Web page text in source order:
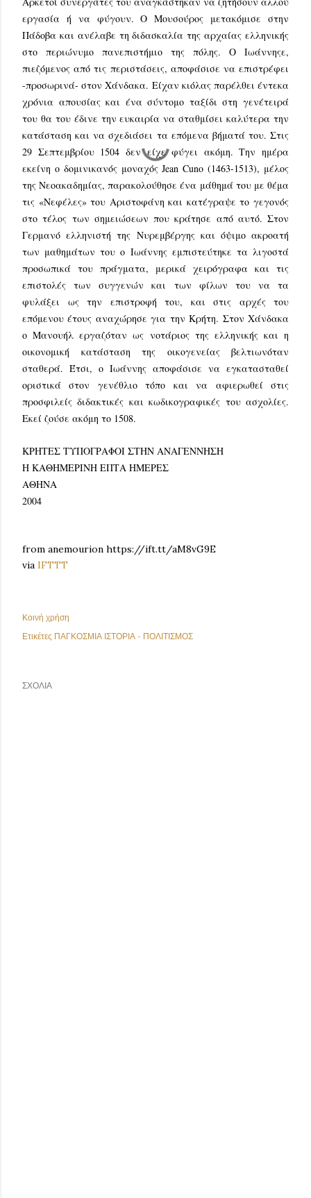
εργασία ή να φύγουν. Ο Μουσούρος μετακόμισε στην
Πάδοβα και ανέλαβε τη διδασκαλία της αρχαίας ελληνικής
στο περιώνυμο πανεπιστήμιο της πόλης. Ο Ιωάννηςε,
πιεζόμενος από τις περιστάσεις, αποφάσισε να επιστρέφει
-προσωρινά- στον Χάνδακα. Είχαν κιόλας παρέλθει έντεκα
χρόνια απουσίας και ένα σύντομο ταξίδι στη γενέτειρά
του θα του έδινε την ευκαιρία να σταθμίσει καλύτερα την
κατάσταση και να σχεδιάσει τα επόμενα βήματά του. Στις
29 Σεπτεμβρίου 1504 δεν είχε φύγει ακόμη. Την ημέρα
εκείνη ο δομινικανός μοναχός Jean Cuno (1463-1513), μέλος
της Νεοακαδημίας, παρακολούθησε ένα μάθημά του με θέμα
τις «Νεφέλες» του Αριστοφάνη και κατέγραψε το γεγονός
στο τέλος των σημειώσεων που κράτησε από αυτό. Στον
Γερμανό ελληνιστή της Νυρεμβέργης και όψιμο ακροατή
των μαθημάτων του ο Ιωάννης εμπιστεύτηκε τα λιγοστά
προσωπικά του πράγματα, μερικά χειρόγραφα και τις
επιστολές των συγγενών και των φίλων του να τα
φυλάξει ως την επιστροφή του, και στις αρχές του
επόμενου έτους αναχώρησε για την Κρήτη. Στον Χάνδακα
ο Μανουήλ εργαζόταν ως νοτάριος της ελληνικής και η
οικονομική κατάσταση της οικογενείας βελτιωνόταν
σταθερά. Έτσι, ο Ιωάννης αποφάσισε να εγκατασταθεί
οριστικά στον γενέθλιο τόπο και να αφιερωθεί στις
προσφιλείς διδακτικές και κωδικογραφικές του ασχολίες.
Εκεί ζούσε ακόμη το 1508.
ΚΡΗΤΕΣ ΤΥΠΟΓΡΑΦΟΙ ΣΤΗΝ ΑΝΑΓΕΝΝΗΣΗ
Η ΚΑΘΗΜΕΡΙΝΗ ΕΠΤΑ ΗΜΕΡΕΣ
ΑΘΗΝΑ
2004
from anemourion https://ift.tt/aM8vG9E
via IFTTT
Κοινή χρήση
Ετικέτες ΠΑΓΚΟΣΜΙΑ ΙΣΤΟΡΙΑ - ΠΟΛΙΤΙΣΜΟΣ
ΣΧΌΛΙΑ